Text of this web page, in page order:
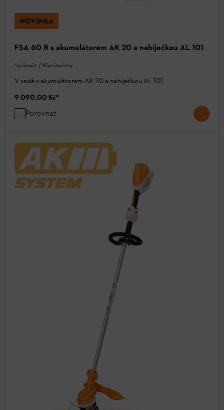
NOVINKA
FSA 60 R s akumulátorem AK 20 a nabíječkou AL 101
Vyžínače / Křovinořezy
V sadě s akumulátorem AK 20 a nabíječkou AL 101
9 090,00 Kč*
Porovnat